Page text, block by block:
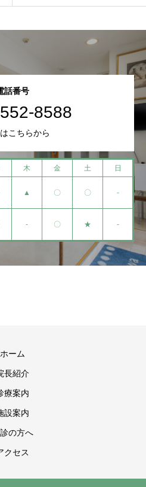
話番号
8588
こちらから
木 金 土 日
▲ 〇 〇 -
- 〇 ★ -
ホーム
長紹介
療案内
設案内
の方へ
クセス